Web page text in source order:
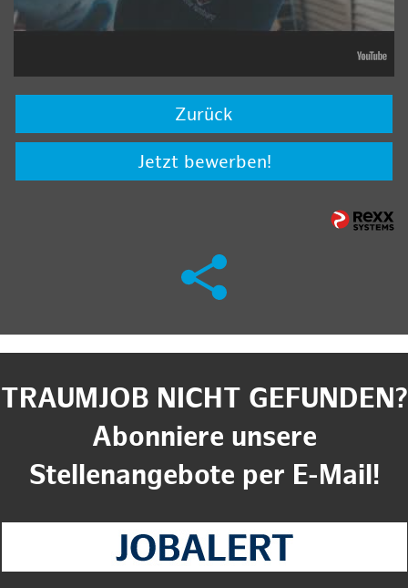
Zurück
Jetzt bewerben!
TRAUMJOB NICHT GEFUNDEN?
Abonniere unsere
Stellenangebote per E-Mail!